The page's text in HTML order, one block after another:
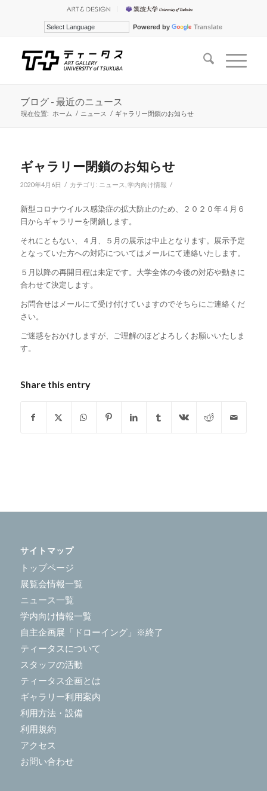
Powered by Translate
ブログ - 最近のニュース
現在位置: ホーム / ニュース / ギャラリー閉鎖のお知らせ
ギャラリー閉鎖のお知らせ
2020年4月6日 / カテゴリ: ニュース 学内向け情報 /
新型コロナウイルス感染症の拡大防止のため、２０２０年４月６
日からギャラリーを閉鎖します。
それにともない、４月、５月の展示は中止となります。展示予定
となっていた方への対応についてはメールにて連絡いたします。
５月以降の再開日程は未定です。大学全体の今後の対応や動きに
合わせて決定します。
お問合せはメールにて受け付けていますのでそちらにご連絡くだ
さい。
ご迷惑をおかけしますが、ご理解のほどよろしくお願いいたしま
す。
Share this entry
サイトマップ
トップページ
展覧会情報一覧
ニュース一覧
学内向け情報一覧
自主企画展「ドローイング」※終了
ティータスについて
スタッフの活動
ティータス企画とは
ギャラリー利用案内
利用方法・設備
利用規約
アクセス
お問い合わせ